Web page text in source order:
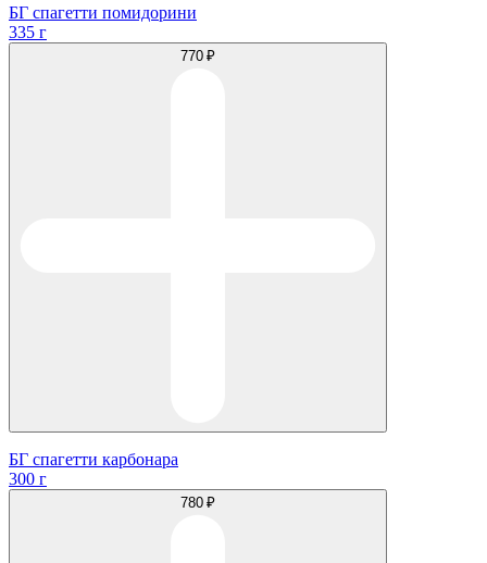
БГ спагетти помидорини
335 г
770 ₽
БГ спагетти карбонара
300 г
780 ₽